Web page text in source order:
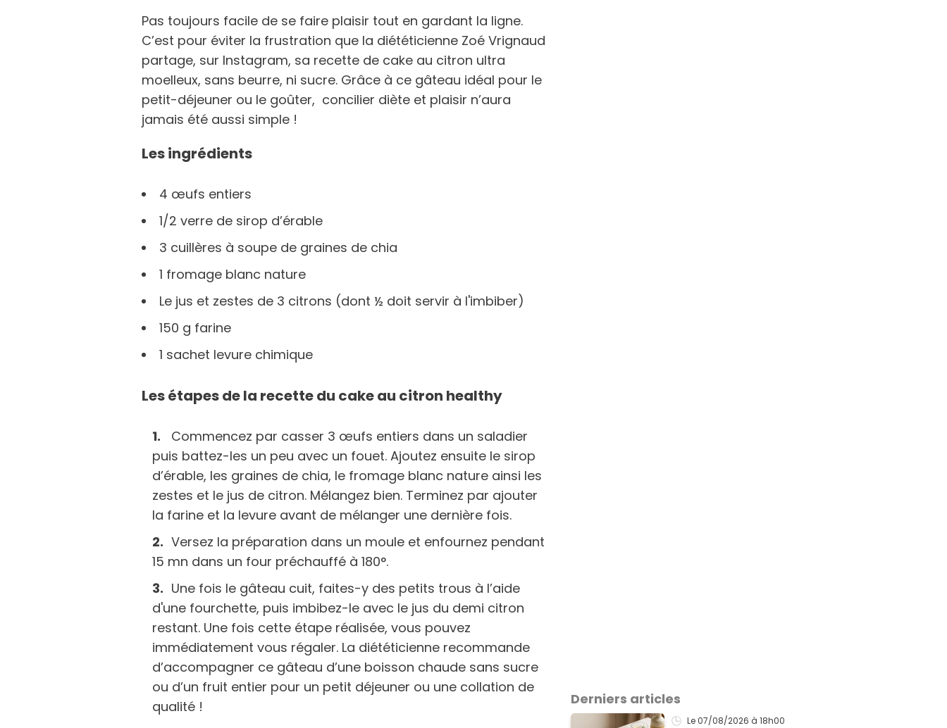
Pas toujours facile de se faire plaisir tout en gardant la ligne.
C’est pour éviter la frustration que la diététicienne Zoé Vrignaud
partage, sur Instagram, sa recette de cake au citron ultra
moelleux, sans beurre, ni sucre. Grâce à ce gâteau idéal pour le
petit-déjeuner ou le goûter, concilier diète et plaisir n’aura
jamais été aussi simple !
Les ingrédients
4 œufs entiers
1/2 verre de sirop d’érable
3 cuillères à soupe de graines de chia
1 fromage blanc nature
Le jus et zestes de 3 citrons (dont ½ doit servir à l'imbiber)
150 g farine
1 sachet levure chimique
Les étapes de la recette du cake au citron healthy
Commencez par casser 3 œufs entiers dans un saladier
puis battez-les un peu avec un fouet. Ajoutez ensuite le sirop
d’érable, les graines de chia, le fromage blanc nature ainsi les
zestes et le jus de citron. Mélangez bien. Terminez par ajouter
la farine et la levure avant de mélanger une dernière fois.
Versez la préparation dans un moule et enfournez pendant
15 mn dans un four préchauffé à 180°.
Une fois le gâteau cuit, faites-y des petits trous à l’aide
d'une fourchette, puis imbibez-le avec le jus du demi citron
restant. Une fois cette étape réalisée, vous pouvez
immédiatement vous régaler. La diététicienne recommande
d’accompagner ce gâteau d’une boisson chaude sans sucre
ou d’un fruit entier pour un petit déjeuner ou une collation de
qualité !
Derniers articles
Le 07/08/2026 à 18h00